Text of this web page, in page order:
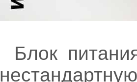
Блок